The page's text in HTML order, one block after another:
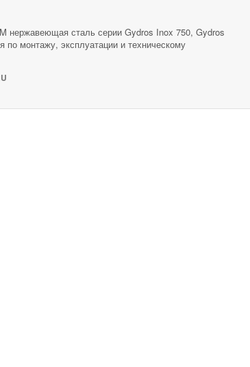
нержавеющая сталь серии Gydros Inox 750, Gydros
по монтажу, эксплуатации и техническому